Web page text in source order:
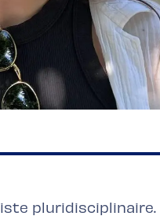
pluridisciplinaire.